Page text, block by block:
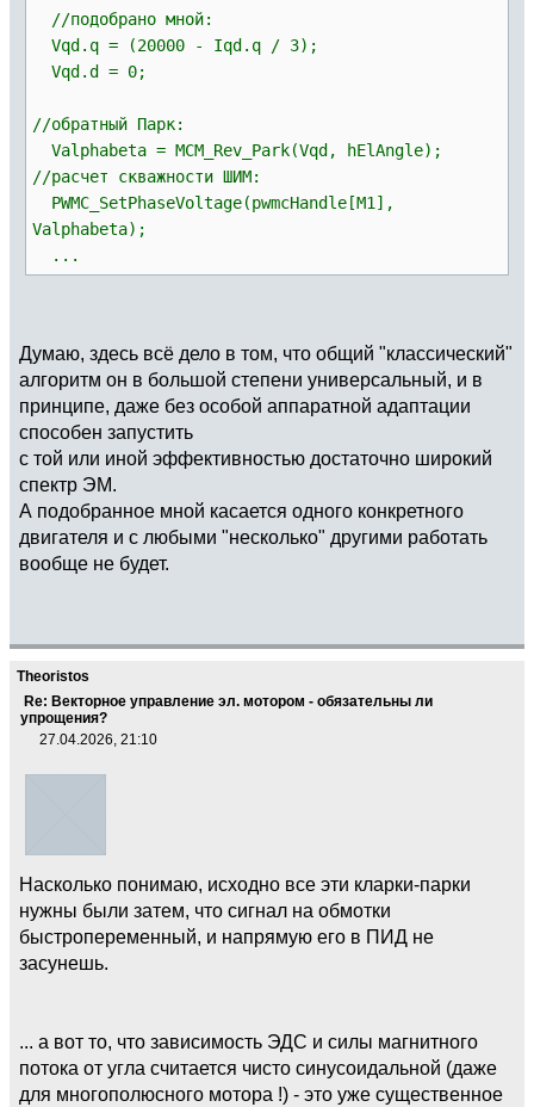
//подобрано мной:
Vqd.q = (20000 - Iqd.q / 3);
Vqd.d = 0;
//обратный Парк:
Valphabeta = MCM_Rev_Park(Vqd, hElAngle);
//расчет скважности ШИМ:
PWMC_SetPhaseVoltage(pwmcHandle[M1],
Valphabeta);
...
Думаю, здесь всё дело в том, что общий "классический"
алгоритм он в большой степени универсальный, и в
принципе, даже без особой аппаратной адаптации
способен запустить
с той или иной эффективностью достаточно широкий
спектр ЭМ.
А подобранное мной касается одного конкретного
двигателя и с любыми "несколько" другими работать
вообще не будет.
Theoristos
Re: Векторное управление эл. мотором - обязательны ли
упрощения?
27.04.2026, 21:10
Насколько понимаю, исходно все эти кларки-парки
нужны были затем, что сигнал на обмотки
быстропеременный, и напрямую его в ПИД не
засунешь.
... а вот то, что зависимость ЭДС и силы магнитного
потока от угла считается чисто синусоидальной (даже
для многополюсного мотора !) - это уже существенное